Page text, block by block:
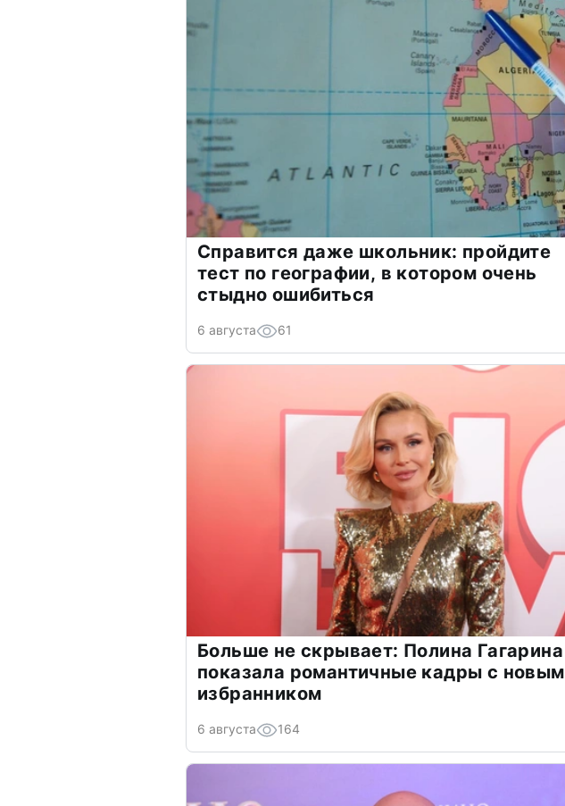
Справится даже школьник: пройдите
тест по географии, в котором очень
стыдно ошибиться
6 августа 61
Больше не скрывает: Полина Гагарина
показала романтичные кадры с новым
избранником
6 августа 164